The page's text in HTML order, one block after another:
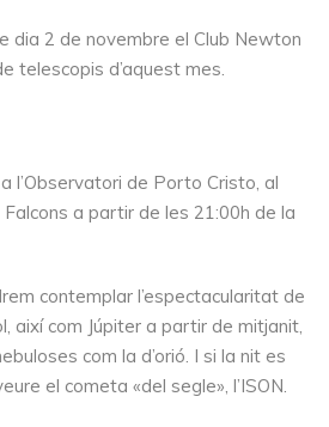
dia 2 de novembre el Club Newton
telescopis d’aquest mes.
l’Observatori de Porto Cristo, al
a partir de les 21:00h de la
contemplar l’espectacularitat de
així com Júpiter a partir de mitjanit,
com la d’orió. I si la nit es
el cometa «del segle», l’ISON.